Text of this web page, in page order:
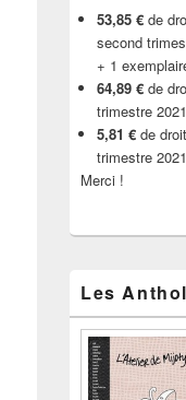
53,85 € de
second
+ 1
64,89 € de
trimestre
5,81 € de
trimestre
Merci !
Les